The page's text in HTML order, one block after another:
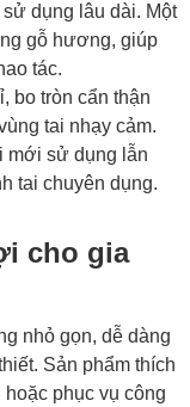
dụng lâu dài. Một
gỗ hương, giúp
tác.
bo tròn cẩn thận
tai nhạy cảm.
mới sử dụng lẫn
tai chuyên dụng.
cho gia
nhỏ gọn, dễ dàng
Sản phẩm thích
phục vụ công